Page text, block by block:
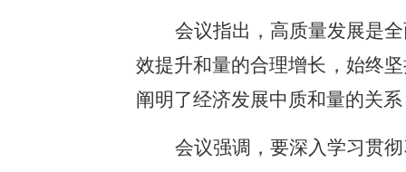
会议指出，高质量发展是
效提升和量的合理增长，始终
阐明了经济发展中质和量的关
会议强调，要深入学习贯